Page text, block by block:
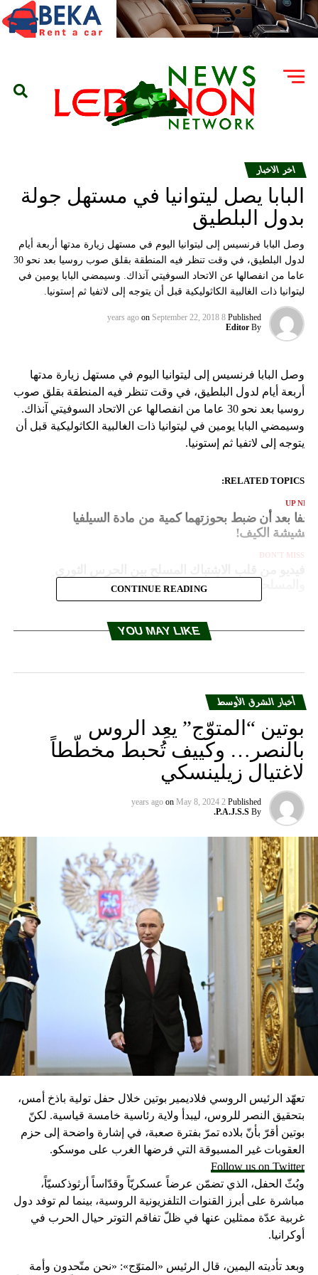
اخر الاخبار
البابا يصل ليتوانيا في مستهل جولة
بدول البلطيق
وصل البابا فرنسيس إلى ليتوانيا اليوم في مستهل زيارة مدتها أربعة أيام
لدول البلطيق، في وقت تنظر فيه المنطقة بقلق صوب روسيا بعد نحو 30
عاما من انفصالها عن الاتحاد السوفيتي آنذاك. وسيمضي البابا يومين في
ليتوانيا ذات الغالبية الكاثوليكية قبل أن يتوجه إلى لاتفيا ثم إستونيا.
Published
8 years ago
on September 22, 2018
By
Editor
وصل البابا فرنسيس إلى ليتوانيا اليوم في مستهل زيارة مدتها
أربعة أيام لدول البلطيق، في وقت تنظر فيه المنطقة بقلق صوب
روسيا بعد نحو 30 عاما من انفصالها عن الاتحاد السوفيتي آنذاك.
وسيمضي البابا يومين في ليتوانيا ذات الغالبية الكاثوليكية قبل أن
يتوجه إلى لاتفيا ثم إستونيا.
RELATED TOPICS:
UP
بعد أن ضبط بحوزتهما كمية من مادة السيلفيا
الكيف!
DON'T MISS
والمسلحين في الأهوازCONTINUE READING
YOU MAY LIKE
أخبار الشرق الأوسط
بوتين “المتوّج” يعِد الروس
بالنصر… وكييف تُحبط مخطّطاً
لاغتيال زيلينسكي
Published
2 years ago
on May 8, 2024
By
P.A.J.S.S.
تعهّد الرئيس الروسي فلاديمير بوتين خلال حفل تولية باذخ أمس،
بتحقيق النصر للروس، ليبدأ ولاية رئاسية خامسة قياسية. لكنّ
بوتين أقرّ بأنّ بلاده تمرّ بفترة صعبة، في إشارة واضحة إلى حزم
العقوبات غير المسبوقة التي فرضها الغرب على موسكو.
Follow us on Twitter
وبُثّ الحفل، الذي تضمّن عرضاً عسكريّاً وقدّاساً أرثوذكسيّاً،
مباشرة على أبرز القنوات التلفزيونية الروسية، بينما لم توفد دول
غربية عدّة ممثلين عنها في ظلّ تفاقم التوتر حيال الحرب في
أوكرانيا.
وبعد تأديته اليمين، قال الرئيس «المتوّج»: «نحن متّحدون وأمة